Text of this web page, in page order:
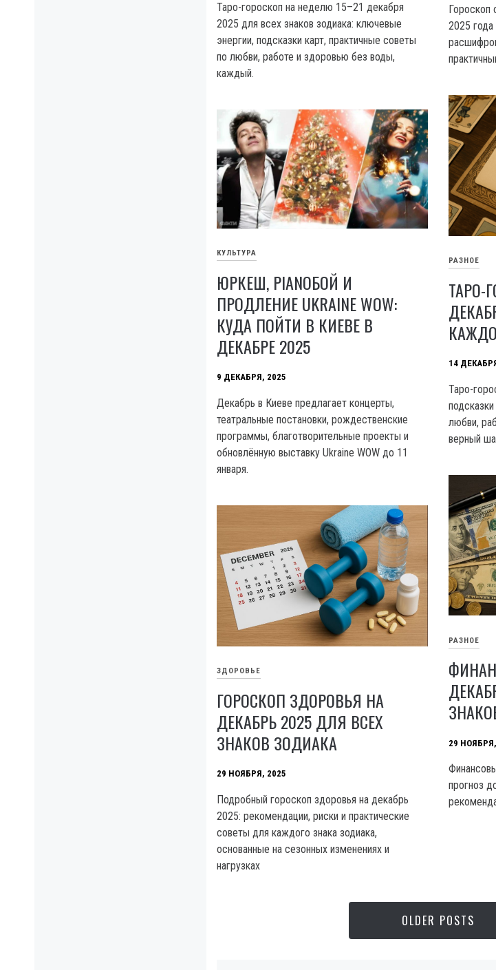
Гороскоп
2025 года
Таро-гороскоп на неделю 15–21 декабря
2025 для всех знаков зодиака: ключевые
энергии, подсказки карт, практичные советы
по любви, работе и здоровью без воды,
каждый.
РАЗНОЕ
ТАРО-
14
Таро-
любви,
верный
КУЛЬТУРА
ЮРКЕШ, PIANOБОЙ И
ПРОДЛЕНИЕ UKRAINE WOW:
КУДА ПОЙТИ В КИЕВЕ В
ДЕКАБРЕ 2025
9 ДЕКАБРЯ, 2025
Декабрь в Киеве предлагает концерты,
театральные постановки, рождественские
программы, благотворительные проекты и
обновлённую выставку Ukraine WOW до 11
января.
РАЗНОЕ
29
прогноз
ЗДОРОВЬЕ
ГОРОСКОП ЗДОРОВЬЯ НА
ДЕКАБРЬ 2025 ДЛЯ ВСЕХ
ЗНАКОВ ЗОДИАКА
29 НОЯБРЯ, 2025
Подробный гороскоп здоровья на декабрь
2025: рекомендации, риски и практические
советы для каждого знака зодиака,
основанные на сезонных изменениях и
нагрузках
OLDER POSTS